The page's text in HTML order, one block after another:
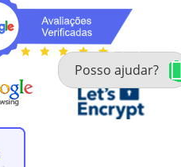
Fale com um especialista
enxoval